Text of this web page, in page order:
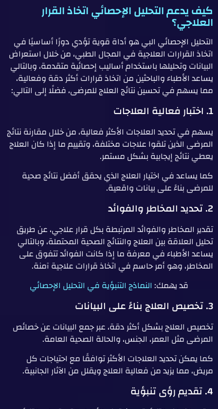
كيف يدعم التحليل الإحصائي اتخاذ القرار
العلاجي؟
التحليل الإحصائي البي هو أداة قوية تؤدي دورًا أساسيًا في
اتخاذ القرارات العلاجية في المجال الطبي، من خلال استعراض
البيانات وتحليلها باستخدام أساليب إحصائية متقدمة، وبالتالي
يساعد الأطباء والباحثين من اتخاذ قرارات أكثر دقة وفعالية،
مما يسهم في تحسين نتائج العلاج للمرضى، فضلًا إلى التالي:
1. اختبار فعالية العلاجات
يسهم في تحديد العلاجات الأكثر فعالية، من خلال مقارنة نتائج
المرضى الذين تلقوا علاجات مختلفة، وتقييم ما إذا كان العلاج
يعطي نتائج إيجابية بشكل مستمر.
كما يساعد في اختيار العلاج الذي يحقق أفضل نتائج صحية
للمرضى بناءً على بيانات واقعية.
2. تحديد المخاطر والفوائد
تقدير المخاطر والفوائد المرتبطة بكل قرار علاجي، عن طريق
تحليل العلاقة بين العلاج والنتائج الصحية المحتملة، وبالتالي
يساعد الأطباء في معرفة ما إذا كانت الفوائد تتفوق على
المخاطر، وهو أمر حاسم في اتخاذ قرارات علاجية آمنة.
قد يهمك: النماذج التنبؤية في التحليل الإحصائي
3. تخصيص العلاج بناءً على البيانات
تخصيص العلاج بشكل أكثر دقة، عبر جمع البيانات عن خصائص
المرضى مثل العمر، الجنس، والحالة الصحية العامة.
كما يمكن تحديد العلاجات الأكثر توافقًا مع احتياجات كل
مريض، مما يزيد من فعالية العلاج ويقلل من الآثار الجانبية.
4. تقديم رؤى تنبؤية